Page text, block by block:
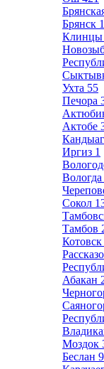
Брянск
Клинцы
Ухта 55
Печора
Актобе
Иргиз 1
Вологда
Сокол
Тамбов
Котовск
Абакан
Моздок
Беслан 9